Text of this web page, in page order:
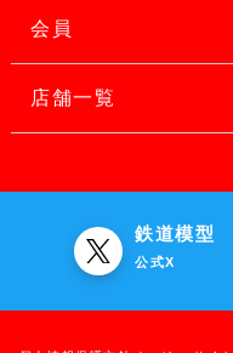
会員
店舗一覧
鉄道模型
公式X